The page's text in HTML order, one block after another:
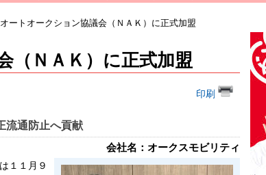
ートオークション協議会（ＮＡＫ）に正式加盟
（ＮＡＫ）に正式加盟
印刷
流通防止へ貢献
会社名：オークスモビリティ
１１月９